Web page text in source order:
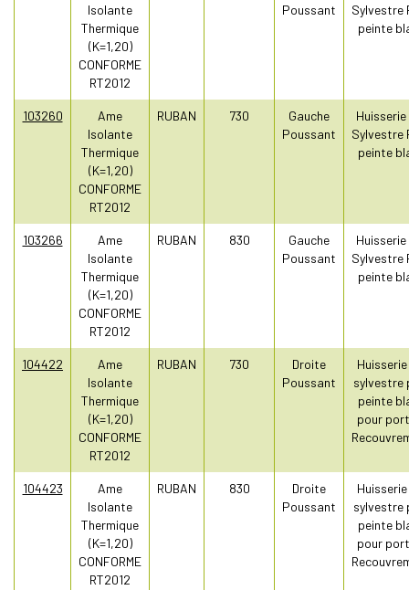
Isolante
Thermique
(K=1,20)
CONFORME
RT2012
Poussant
Sylvestre
peinte
103260
Ame
Isolante
Thermique
(K=1,20)
CONFORME
RT2012
RUBAN 730
Gauche
Poussant
Huisserie
Sylvestre
peinte
103266
Ame
Isolante
Thermique
(K=1,20)
CONFORME
RT2012
RUBAN 830
Gauche
Poussant
Huisserie
Sylvestre
peinte
104422
Ame
Isolante
Thermique
(K=1,20)
CONFORME
RT2012
RUBAN 730
Droite
Poussant
sylvestre
peinte
pour
104423
Ame
Isolante
Thermique
(K=1,20)
CONFORME
RT2012
RUBAN 830
Droite
Poussant
sylvestre
peinte
pour